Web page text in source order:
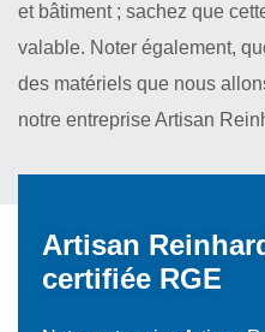
et bâtiment ; sachez que
valable. Noter également,
des matériels que nous
notre entreprise Artisan
Artisan
certifiée RGE